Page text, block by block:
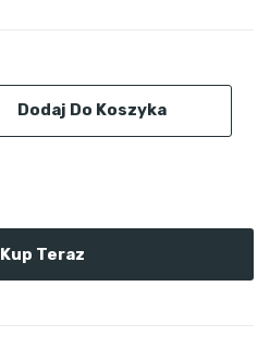
Dodaj Do Koszyka
Kup Teraz